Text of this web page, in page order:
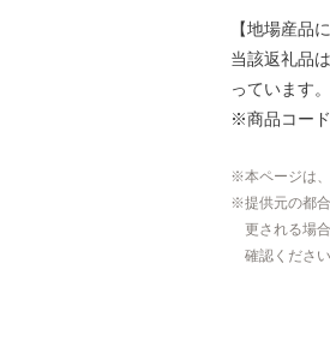
【地場産品
当該返礼品
っています
※商品コード
本ページは
提供元の都
更される場
確認ください